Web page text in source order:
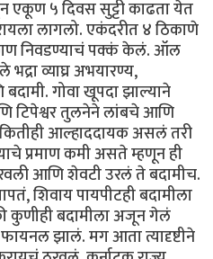
एकूण ५ दिवस सुट्टी काढता येत
लागलो. एकंदरीत ४ ठिकाणे
निवडण्याचं पक्कं केलं. ऑल
व्याघ्र अभयारण्य,
गोवा खूपदा झाल्याने
टिपेश्वर तुलनेने लांबचे आणि
आल्हाददायक असलं तरी
प्रमाण कमी असते म्हणून ही
आणि शेवटी उरलं ते बदामीच.
शिवाय पायपीटही बदामीला
कुणीही बदामीला अजून गेलं
झालं. मग आता त्यादृष्टीने